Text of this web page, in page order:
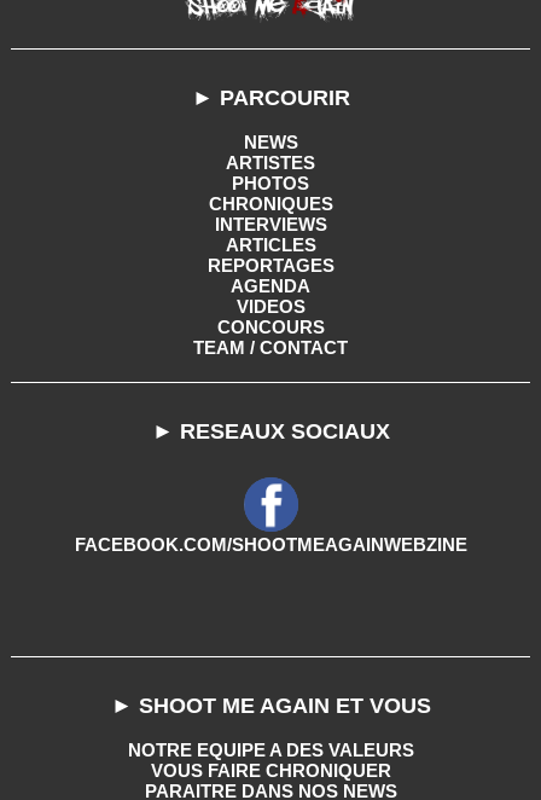
► PARCOURIR
NEWS
ARTISTES
PHOTOS
CHRONIQUES
INTERVIEWS
ARTICLES
REPORTAGES
AGENDA
VIDEOS
CONCOURS
TEAM / CONTACT
► RESEAUX SOCIAUX
FACEBOOK.COM/SHOOTMEAGAINWEBZINE
► SHOOT ME AGAIN ET VOUS
NOTRE EQUIPE A DES VALEURS
VOUS FAIRE CHRONIQUER
PARAITRE DANS NOS NEWS